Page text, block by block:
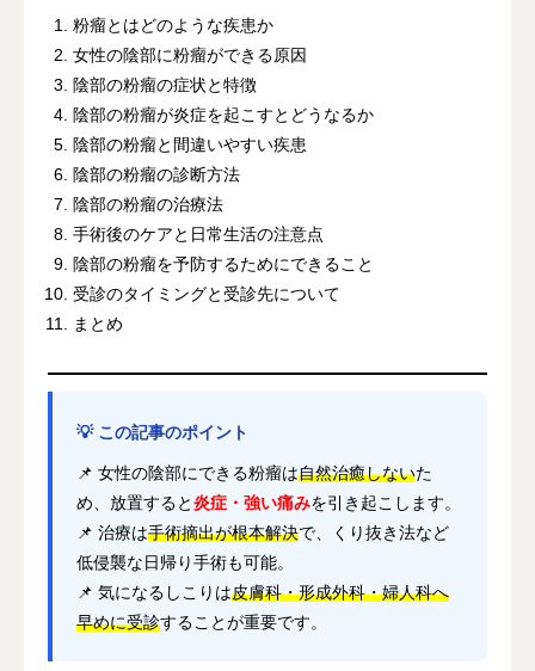
粉瘤とはどのような疾患か
女性の陰部に粉瘤ができる原因
陰部の粉瘤の症状と特徴
陰部の粉瘤が炎症を起こすとどうなるか
陰部の粉瘤と間違いやすい疾患
陰部の粉瘤の診断方法
陰部の粉瘤の治療法
手術後のケアと日常生活の注意点
陰部の粉瘤を予防するためにできること
受診のタイミングと受診先について
まとめ
💡 この記事のポイント
📌 女性の陰部にできる粉瘤は自然治癒しないた
め、放置すると炎症・強い痛みを引き起こします。
📌 治療は手術摘出が根本解決で、くり抜き法など
低侵襲な日帰り手術も可能。
📌 気になるしこりは皮膚科・形成外科・婦人科へ
早めに受診することが重要です。